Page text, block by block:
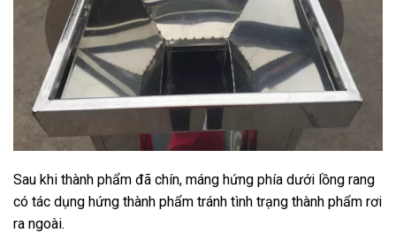
Sau khi thành phẩm đã chín, máng hứng phía dưới lồng rang
có tác dụng hứng thành phẩm tránh tình trạng thành phẩm rơi
ra ngoài.